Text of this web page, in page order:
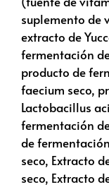
suplemento de
extracto de
fermentación
producto de
faecium seco,
Lactobacillus
fermentación
de
seco, Extracto
seco, Extracto